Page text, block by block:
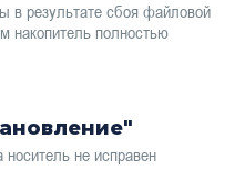
в результате сбоя файловой
накопитель полностью
носитель не исправен